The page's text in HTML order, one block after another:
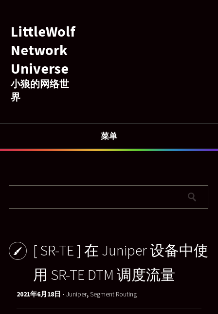
LittleWolf
Network
Universe
小狼的网络世
界
菜单
[ SR-TE ] 在 Juniper 设备中使
用 SR-TE DTM 调度流量
2021年6月18日 -Juniper,Segment Routing